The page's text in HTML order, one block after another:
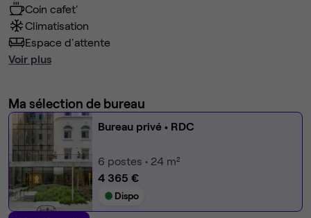
Coin cafet'
Climatisation
Espace d'attente
Voir plus
Ma sélection de bureau
Bureau privé • RDC
6 postes • 24 m²
4 365 €
Dispo